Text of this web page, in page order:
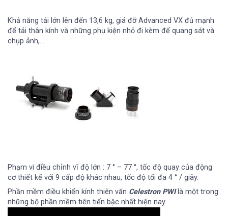
Khả năng tải lớn lên đến 13,6 kg, giá đỡ Advanced VX đủ mạnh
để tải thân kính và những phụ kiện nhỏ đi kèm để quang sát và
chụp ảnh,…
Phạm vi điều chỉnh vĩ độ lớn : 7 ° – 77 °, tốc độ quay của động
cơ thiết kế với 9 cấp độ khác nhau, tốc độ tối đa 4 ° / giây.
Phần mềm điều khiển kính thiên văn Celestron PWIlà một trong
những bộ phần mềm tiên tiến bậc nhất hiện nay.